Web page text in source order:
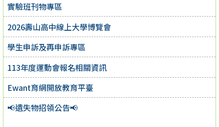
實驗班刊物專區
2026壽山高中線上大學博覽會
學生申訴及再申訴專區
113年度運動會報名相關資訊
Ewant育網開放教育平臺
📢遺失物招領公告📢